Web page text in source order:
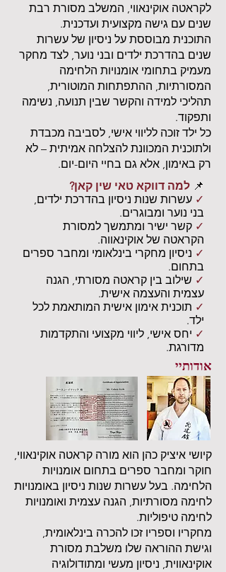
לקראטה אוקינאווי, המשלב מסורת רבת
שנים עם גישה מקצועית ועדכנית.
התוכנית מבוססת על ניסיון של עשרות
שנים בהדרכת ילדים ובני נוער, לצד מחקר
מעמיק בתחומי אומנויות הלחימה
המסורתיות, ההתפתחות המוטורית,
תהליכי למידה והקשר שבין תנועה, נשימה
ותפקוד.
כל ילד זוכה לליווי אישי, לסביבה מכבדת
ולתוכנית המכוונת להצלחה אמיתית – לא
רק באימון, אלא גם בחיי היום-יום.
📌 למה דווקא טאי שין קאן?
✓ עשרות שנות ניסיון בהדרכת ילדים,
בני נוער ומבוגרים.
✓ קשר ישיר ומתמשך למסורת
הקראטה של אוקינאווה.
✓ ניסיון מחקרי בינלאומי ומחבר ספרים
בתחום.
✓ שילוב בין קראטה מסורתי, הגנה
עצמית והעצמה אישית.
✓ תוכנית אימון אישית המותאמת לכל
ילד.
✓ יחס אישי, ליווי מקצועי והתקדמות
מדורגת.
אודותיי
קיושי איציק כהן הוא מורה קראטה אוקינאווי,
חוקר ומחבר ספרים בתחום אומנויות
הלחימה. בעל עשרות שנות ניסיון באומנויות
לחימה מסורתיות, הגנה עצמית ואומנויות
לחימה טיפוליות.
מחקריו וספריו זכו להכרה בינלאומית,
וגישת ההוראה שלו משלבת מסורת
אוקינאווית, ניסיון מעשי ומתודולוגיה